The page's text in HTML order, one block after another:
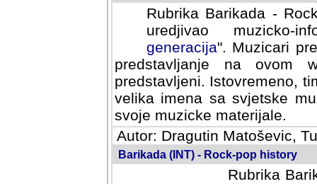
Rubrika Barikada -
uredjivao muzicko-
Muzicari predstavljeni u
na ovom web portalu
Istovremeno, tim nacinom
sa svjetske muzicke scene
materijale.
Autor: Dragutin Matoševic,
Barikada (INT) - Rock-pop history
Rubrika